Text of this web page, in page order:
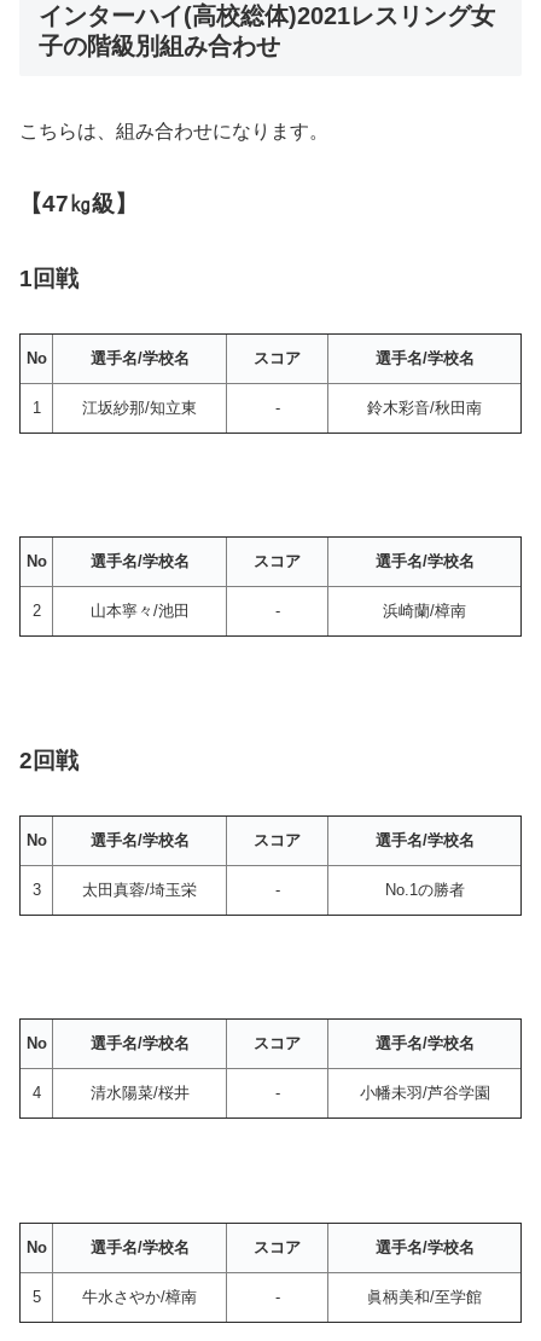
インターハイ(高校総体)2021レスリング女
子の階級別組み合わせ
こちらは、組み合わせになります。
【47㎏級】
1回戦
No 選手名/学校名 スコア 選手名/学校名
1 江坂紗那/知立東 - 鈴木彩音/秋田南
No 選手名/学校名 スコア 選手名/学校名
2 山本寧々/池田 - 浜崎蘭/樟南
2回戦
No 選手名/学校名 スコア 選手名/学校名
3 太田真蓉/埼玉栄 - No.1の勝者
No 選手名/学校名 スコア 選手名/学校名
4 清水陽菜/桜井 - 小幡未羽/芦谷学園
No 選手名/学校名 スコア 選手名/学校名
5 牛水さやか/樟南 - 眞柄美和/至学館